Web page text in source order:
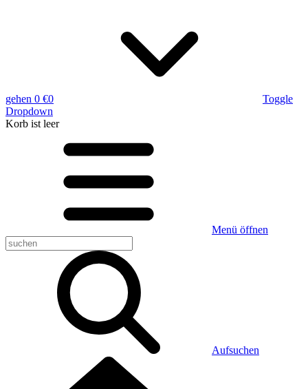
gehen 0 €0
Toggle
Dropdown
Korb ist leer
Menü öffnen
Aufsuchen